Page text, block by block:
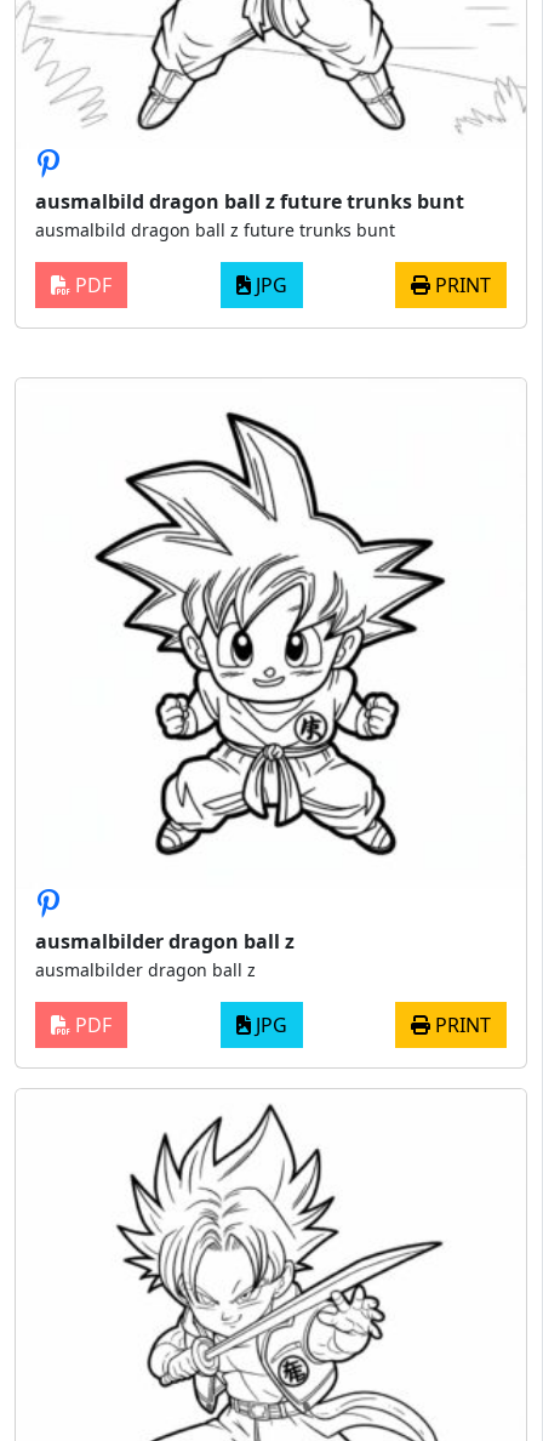
ausmalbild dragon ball z future trunks bunt
ausmalbild dragon ball z future trunks bunt
PDF JPG PRINT
ausmalbilder dragon ball z
ausmalbilder dragon ball z
PDF JPG PRINT